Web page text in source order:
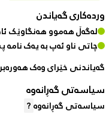
وردەکاری گەیاندن
لەگەڵ هەموو هەنگاوێک
چاتی ناو ئەپ بە یەک نامە پشتگیری 24 / 7
گەیاندنی خێرای وەک
سیاسەتی گەڕانەوە
سیاسەتی گەڕانەوە?